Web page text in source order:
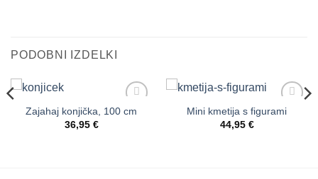
PODOBNI IZDELKI
Dodaj
Zajahaj konjička, 100 cm
36,95 €
Dodaj
Mini kmetija s figurami
44,95 €